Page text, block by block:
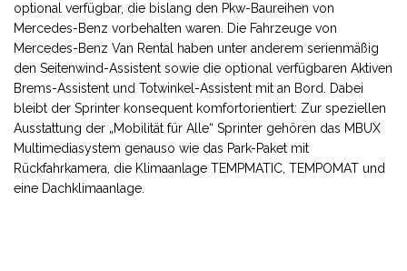
optional verfügbar, die bislang den Pkw-Baureihen von
Mercedes-Benz vorbehalten waren. Die Fahrzeuge von
Mercedes-Benz Van Rental haben unter anderem serienmäßig
den Seitenwind-Assistent sowie die optional verfügbaren Aktiven
Brems-Assistent und Totwinkel-Assistent mit an Bord. Dabei
bleibt der Sprinter konsequent komfortorientiert: Zur speziellen
Ausstattung der „Mobilität für Alle“ Sprinter gehören das MBUX
Multimediasystem genauso wie das Park-Paket mit
Rückfahrkamera, die Klimaanlage TEMPMATIC, TEMPOMAT und
eine Dachklimaanlage.